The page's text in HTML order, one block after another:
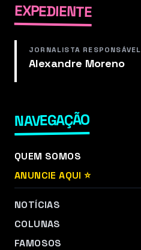
EXPEDIENTE
JORNALISTA RESPONSÁVEL
Alexandre Moreno
NAVEGAÇÃO
QUEM SOMOS
ANUNCIE AQUI ⭐
NOTÍCIAS
COLUNAS
FAMOSOS